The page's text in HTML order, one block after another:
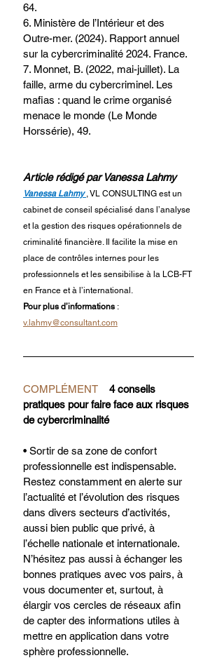
64.
6. Ministère de l’Intérieur et des
Outre-mer. (2024). Rapport annuel
sur la cybercriminalité 2024. France.
7. Monnet, B. (2022, mai-juillet). La
faille, arme du cybercriminel. Les
mafias : quand le crime organisé
menace le monde (Le Monde
Horssérie), 49.
Article rédigé par Vanessa Lahmy
Vanessa Lahmy VL CONSULTING est un
cabinet de conseil spécialisé dans l’analyse
et la gestion des risques opérationnels de
criminalité financière. Il facilite la mise en
place de contrôles internes pour les
professionnels et les sensibilise à la LCB-FT
en France et à l’international.
Pour plus d’informations :
v.lahmy@consultant.com
COMPLÉMENT 4 conseils
pratiques pour faire face aux risques
de cybercriminalité
• Sortir de sa zone de confort
professionnelle est indispensable.
Restez constamment en alerte sur
l’actualité et l’évolution des risques
dans divers secteurs d’activités,
aussi bien public que privé, à
l’échelle nationale et internationale.
N’hésitez pas aussi à échanger les
bonnes pratiques avec vos pairs, à
vous documenter et, surtout, à
élargir vos cercles de réseaux afin
de capter des informations utiles à
mettre en application dans votre
sphère professionnelle.